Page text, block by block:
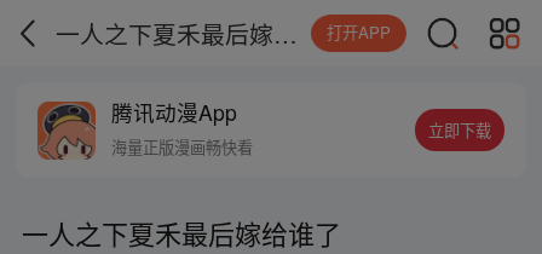
一人之下夏禾最后嫁给谁了 打开APP
腾讯动漫App
海量正版漫画畅快看
立即下载
一人之下夏禾最后嫁给谁了